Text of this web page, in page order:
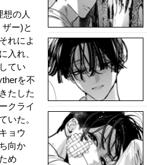
想の人
ー)と
れによ
入れ、
てい
を不
たした
クライ
いた。
ョウ
向か
め